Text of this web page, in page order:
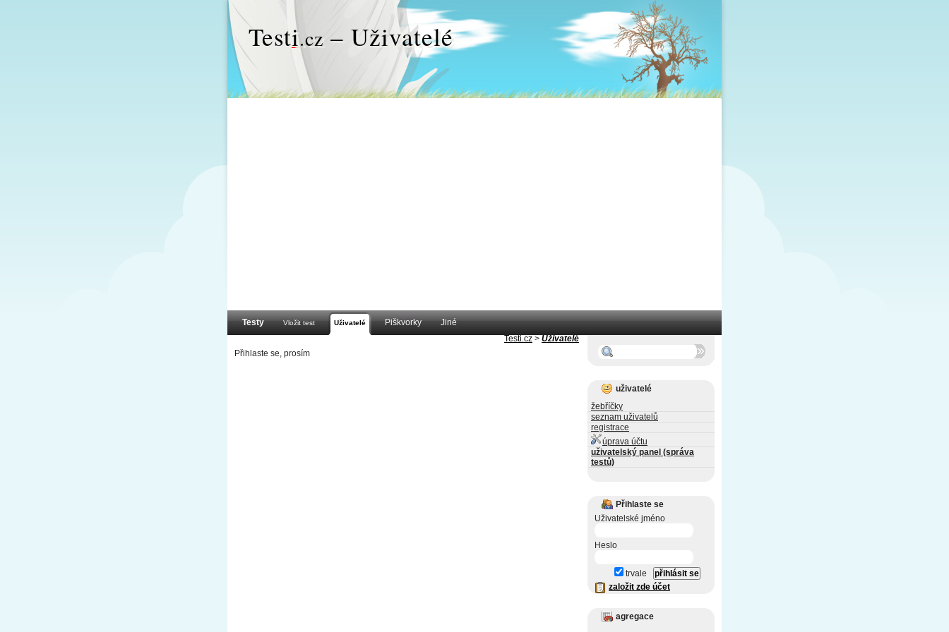
Testi.cz – Uživatelé
Testy Vložit test Uživatelé Piškvorky
Jiné
Testi.cz > Uživatelé
Přihlaste se, prosím
uživatelé
žebříčky
seznam uživatelů
registrace
úprava účtu
uživatelský panel (správa
testů)
Přihlaste se
Uživatelské jméno
Heslo
trvale
založit zde účet
agregace